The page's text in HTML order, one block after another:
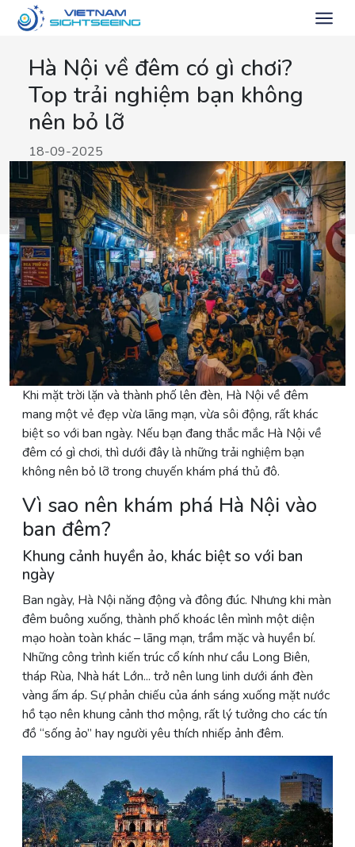
Hà Nội về đêm có gì chơi?
Top trải nghiệm bạn không
nên bỏ lỡ
18-09-2025
Khi mặt trời lặn và thành phố lên đèn, Hà Nội về đêm
mang một vẻ đẹp vừa lãng mạn, vừa sôi động, rất khác
biệt so với ban ngày. Nếu bạn đang thắc mắc Hà Nội về
đêm có gì chơi, thì dưới đây là những trải nghiệm bạn
không nên bỏ lỡ trong chuyến khám phá thủ đô.
Vì sao nên khám phá Hà Nội vào
ban đêm?
Khung cảnh huyền ảo, khác biệt so với ban
ngày
Ban ngày, Hà Nội năng động và đông đúc. Nhưng khi màn
đêm buông xuống, thành phố khoác lên mình một diện
mạo hoàn toàn khác – lãng mạn, trầm mặc và huyền bí.
Những công trình kiến trúc cổ kính như cầu Long Biên,
tháp Rùa, Nhà hát Lớn... trở nên lung linh dưới ánh đèn
vàng ấm áp. Sự phản chiếu của ánh sáng xuống mặt nước
hồ tạo nên khung cảnh thơ mộng, rất lý tưởng cho các tín
đồ “sống ảo” hay người yêu thích nhiếp ảnh đêm.